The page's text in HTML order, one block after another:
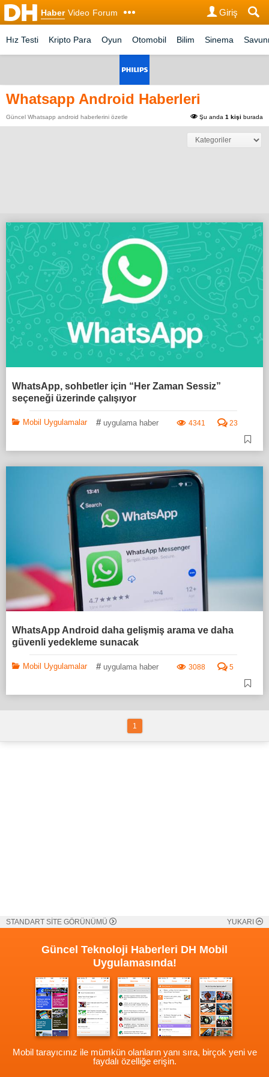
Haber Video Forum Giriş
Hız Testi Kripto Para Oyun Otomobil Bilim Sinema
Whatsapp Android Haberleri
Güncel Whatsapp android haberlerini özetle Şu anda 1 kişi burada
WhatsApp, sohbetler için “Her Zaman Sessiz”
seçeneği üzerinde çalışıyor
Mobil Uygulamalar # uygulama haber 4341 23
WhatsApp Android daha gelişmiş arama ve daha
güvenli yedekleme sunacak
Mobil Uygulamalar # uygulama haber 3088 5
1
STANDART SİTE GÖRÜNÜMÜ YUKARI
Güncel Teknoloji Haberleri DH Mobil
Uygulamasında!
Mobil tarayıcınız ile mümkün olanların yanı sıra, birçok yeni ve
faydalı özelliğe erişin.